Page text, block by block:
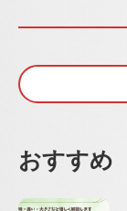
おすすめ